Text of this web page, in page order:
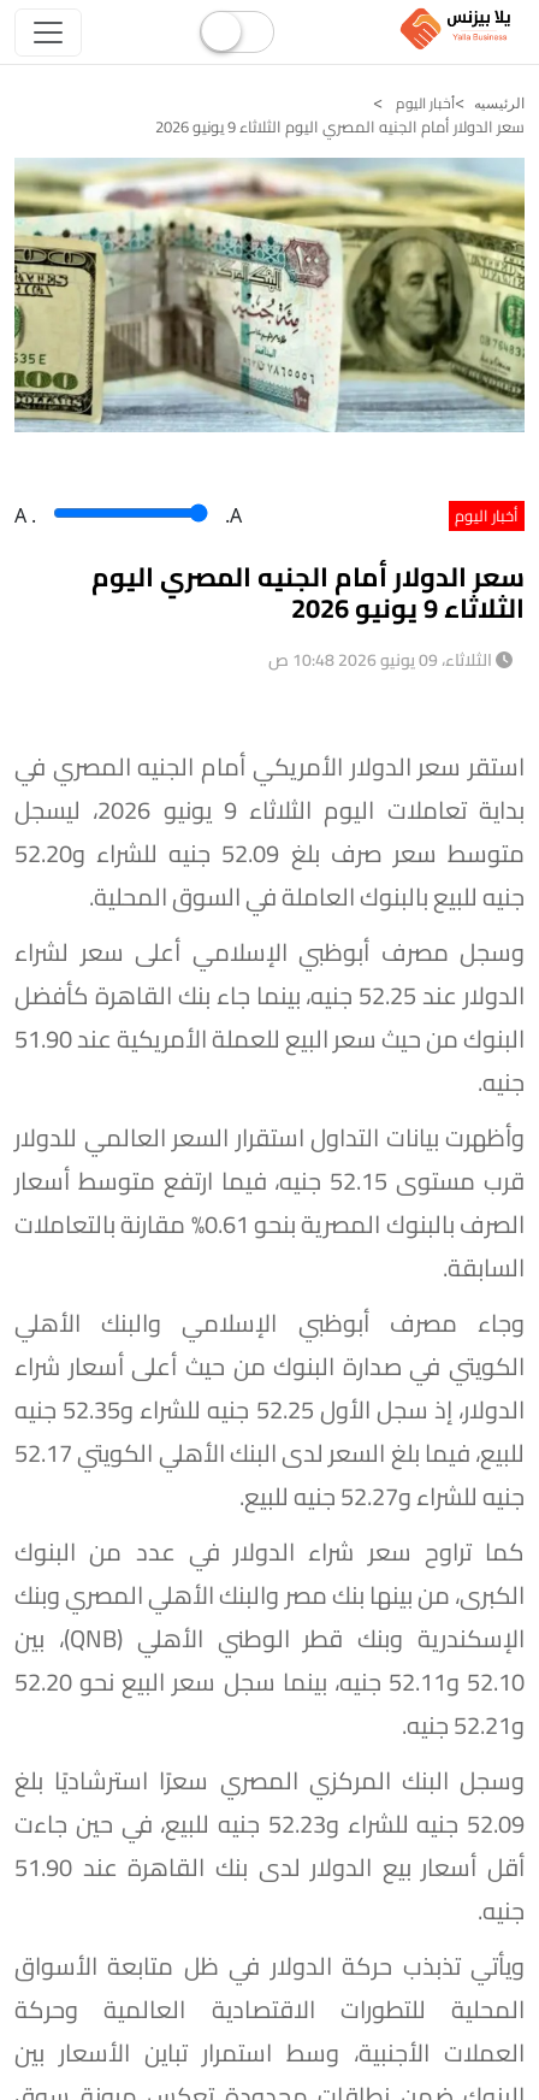
الرئيسيه أخبار اليوم
سعر الدولار أمام الجنيه المصري اليوم الثلاثاء 9 يونيو 2026
أخبار اليوم A . .A
سعر الدولار أمام الجنيه المصري اليوم
الثلاثاء 9 يونيو 2026
الثلاثاء، 09 يونيو 2026 10:48 ص
استقر سعر الدولار الأمريكي أمام الجنيه المصري في
بداية تعاملات اليوم الثلاثاء 9 يونيو 2026، ليسجل
متوسط سعر صرف بلغ 52.09 جنيه للشراء و52.20
جنيه للبيع بالبنوك العاملة في السوق المحلية.
وسجل مصرف أبوظبي الإسلامي أعلى سعر لشراء
الدولار عند 52.25 جنيه، بينما جاء بنك القاهرة كأفضل
البنوك من حيث سعر البيع للعملة الأمريكية عند 51.90
جنيه.
وأظهرت بيانات التداول استقرار السعر العالمي للدولار
قرب مستوى 52.15 جنيه، فيما ارتفع متوسط أسعار
الصرف بالبنوك المصرية بنحو 0.61% مقارنة بالتعاملات
السابقة.
وجاء مصرف أبوظبي الإسلامي والبنك الأهلي
الكويتي في صدارة البنوك من حيث أعلى أسعار شراء
الدولار، إذ سجل الأول 52.25 جنيه للشراء و52.35 جنيه
للبيع، فيما بلغ السعر لدى البنك الأهلي الكويتي 52.17
جنيه للشراء و52.27 جنيه للبيع.
كما تراوح سعر شراء الدولار في عدد من البنوك
الكبرى، من بينها بنك مصر والبنك الأهلي المصري وبنك
الإسكندرية وبنك قطر الوطني الأهلي (QNB)، بين
52.10 و52.11 جنيه، بينما سجل سعر البيع نحو 52.20
و52.21 جنيه.
وسجل البنك المركزي المصري سعرًا استرشاديًا بلغ
52.09 جنيه للشراء و52.23 جنيه للبيع، في حين جاءت
أقل أسعار بيع الدولار لدى بنك القاهرة عند 51.90
جنيه.
ويأتي تذبذب حركة الدولار في ظل متابعة الأسواق
المحلية للتطورات الاقتصادية العالمية وحركة
العملات الأجنبية، وسط استمرار تباين الأسعار بين